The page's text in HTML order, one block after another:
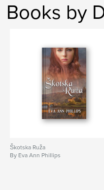
Additional Categories
Publish Date:Jan 30,
LanguageUndetermined
Books by
Škotska Ruža
By Eva Ann Phillips